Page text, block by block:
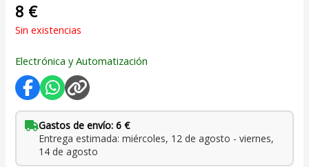
con4.00
base a
cliente
8 €
Sin existencias
Electrónica y Automatización
Gastos de envío: 6 €
Entrega estimada: miércoles, 12 de agosto - viernes,
14 de agosto